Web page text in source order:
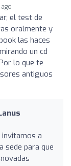
el test de
oralmente y
las haces
un cd
lo que te
antiguos
invitamos a
sede para que